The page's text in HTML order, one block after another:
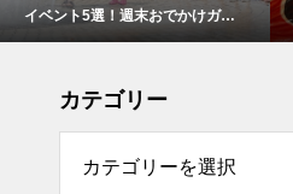
イベント5選！週末おでかけガイ
ド
カテゴリー